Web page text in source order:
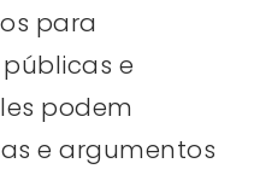
para
e
podem
e argumentos